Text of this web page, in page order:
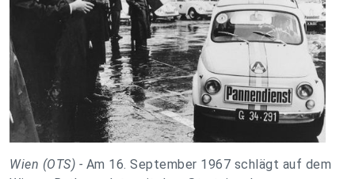
Wien (OTS) - Am 16. September 1967 schlägt auf dem